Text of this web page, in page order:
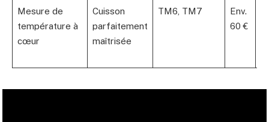
Mesure de
température à
cœur
Cuisson
parfaitement
maîtrisée
TM6, TM7
Env.
60 €